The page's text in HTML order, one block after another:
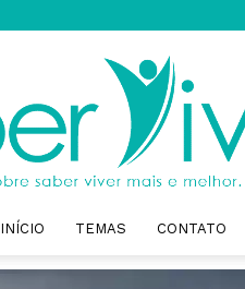
Saber
INÍCIO TEMAS CONTATO